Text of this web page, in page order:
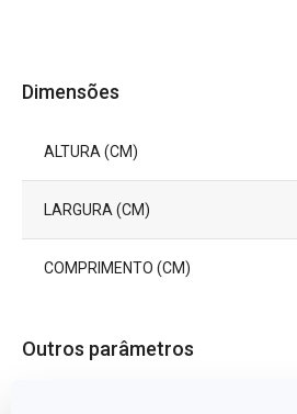
Dimensões
ALTURA (CM)
LARGURA (CM)
COMPRIMENTO (CM)
Outros parâmetros